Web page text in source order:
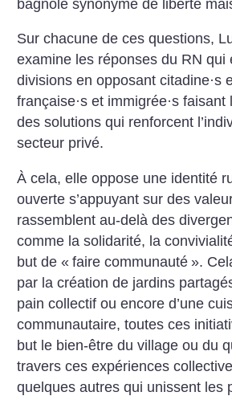
bagnole synonyme de liberté
Sur chacune de ces questions,
examine les réponses du RN qui
divisions en opposant citadine·s
française·s et immigrée·s faisant
des solutions qui renforcent
secteur privé.
À cela, elle oppose une identité
ouverte s’appuyant sur des
rassemblent au-delà des
comme la solidarité, la
but de « faire communauté ».
par la création de jardins
pain collectif ou encore d’une
communautaire, toutes ces
but le bien-être du village ou du
travers ces expériences
quelques autres qui unissent les